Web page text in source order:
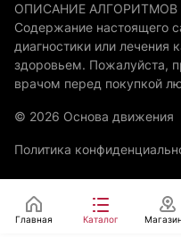
ОПИСАНИЕ АЛГОРИТМОВ
Содержание настоящего
диагностики или лечения
здоровьем. Пожалуйста,
врачом перед покупкой
© 2026 Основа движения
Политика
Главная Каталог